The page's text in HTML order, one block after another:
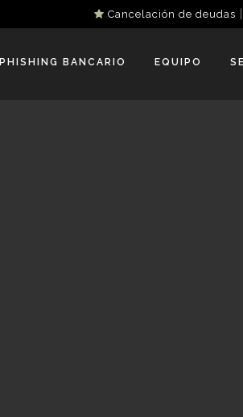
Cancelación de deudas
PHISHING BANCARIO EQUIPO